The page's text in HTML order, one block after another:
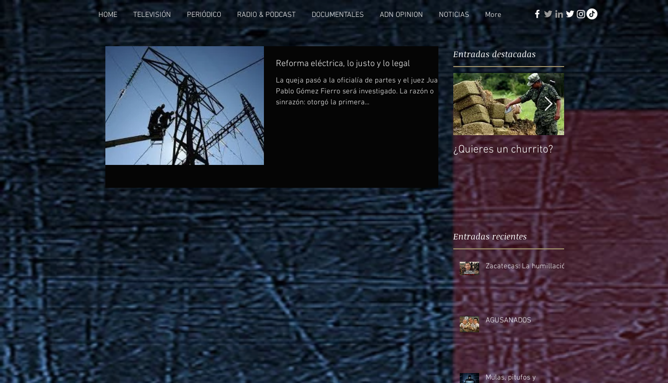
HOME TELEVISIÓN PERIÓDICO RADIO & PODCAST DOCUMENTALES ADN OPINION NOTICIAS More
Reforma eléctrica, lo justo y lo legal
La queja pasó a la oficialía de partes y el juez Juan
Pablo Gómez Fierro será investigado. La razón o
sinrazón: otorgó la primera...
Entradas destacadas
¿Quieres un churrito? El reto de Rocío
Entradas recientes
Zacatecas: La humillación
AGUSANADOS
Mulas, pitufos y